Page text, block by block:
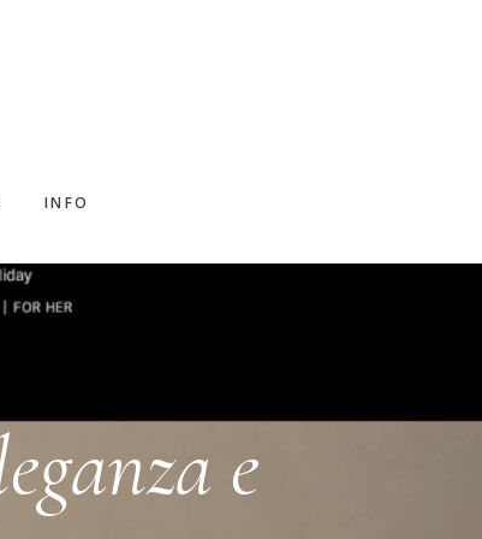
INFO
e